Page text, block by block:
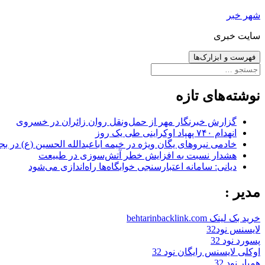
رفتن
نوشته‌ها
شهر خبر
سایت خبری
فهرست و ابزارک‌ها
جستجو
نوشته‌های تازه
گزارش خبرنگار مهر از حمل‌ونقل روان زائران در خسروی
انهدام ۷۴۰ پهپاد اوکراینی طی یک روز
خادمی نیروهای یگان ویژه در خیمه اباعبدالله الحسین (ع) در
هشدار نسبت به افزایش خطر آتش‌سوزی در طبیعت
دیانی: سامانه اعتبارسنجی خوابگاه‌ها راه‌اندازی می‌شود
مدیر :
خرید بک لینک behtarinbacklink.com
لایسنس نود32
پسورد نود 32
اوکلی لایسنس رایگان نود 32
همیار نود 32